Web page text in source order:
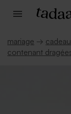
mariage →
contenant